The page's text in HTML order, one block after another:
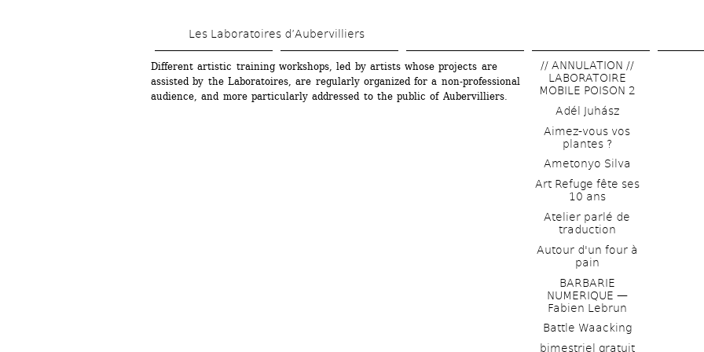
main
content
Les Laboratoires d’Aubervilliers
Different artistic training workshops, led by artists whose projects are
assisted by the Laboratoires, are regularly organized for a non-professional
audience, and more particularly addressed to the public of Aubervilliers.
// ANNULATION //
LABORATOIRE
MOBILE POISON 2
Adél Juhász
Aimez-vous vos
plantes ?
Ametonyo Silva
Art Refuge fête ses
10 ans
Atelier parlé de
traduction
Autour d'un four à
pain
BARBARIE
NUMERIQUE —
Fabien Lebrun
Battle Waacking
bimestriel gratuit